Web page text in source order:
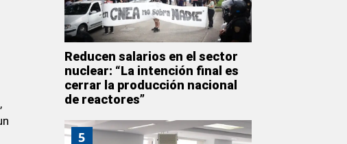
Reducen salarios en el sector
nuclear: “La intención final es
cerrar la producción nacional
de reactores”
5